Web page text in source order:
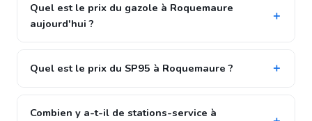
Quel est le prix du gazole à Roquemaure
aujourd'hui ?
Quel est le prix du SP95 à Roquemaure ?
Combien y a-t-il de stations-service à